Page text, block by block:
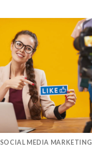
SOCIAL MEDIA MARKETING